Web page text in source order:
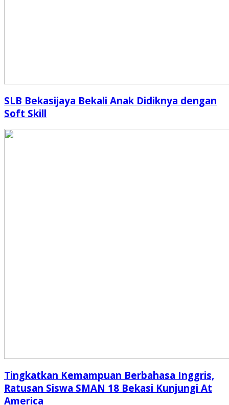
SLB Bekasijaya Bekali Anak Didiknya dengan
Soft Skill
Tingkatkan Kemampuan Berbahasa Inggris,
Ratusan Siswa SMAN 18 Bekasi Kunjungi At
America